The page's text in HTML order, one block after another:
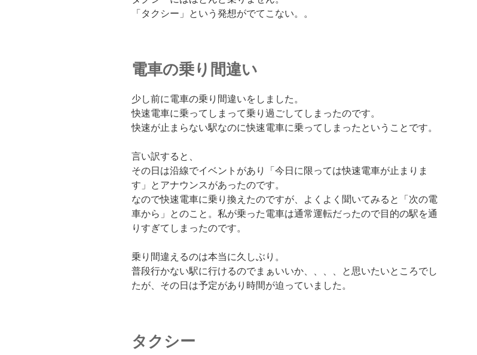
「タクシー」という発想がでてこない。。
電車の乗り間違い
少し前に電車の乗り間違いをしました。
快速電車に乗ってしまって乗り過ごしてしまったのです。
快速が止まらない駅なのに快速電車に乗ってしまったということです。
言い訳すると、
その日は沿線でイベントがあり「今日に限っては快速電車が止まりま
す」とアナウンスがあったのです。
なので快速電車に乗り換えたのですが、よくよく聞いてみると「次の電
車から」とのこと。私が乗った電車は通常運転だったので目的の駅を通
りすぎてしまったのです。
乗り間違えるのは本当に久しぶり。
普段行かない駅に行けるのでまぁいいか、、、、と思いたいところでし
たが、その日は予定があり時間が迫っていました。
タクシー